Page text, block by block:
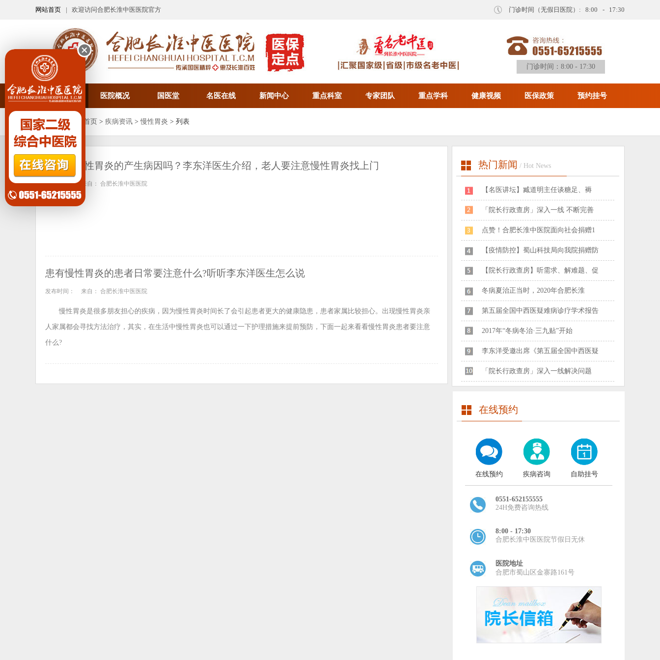
网站首页 | 欢迎访问合肥长淮中医医院官方 门诊时间（无假日医院）: 8:00 - 17:30
门诊时间：8:00 - 17:30
医院首页 医院概况 国医堂 名医在线 新闻中心 重点科室 专家团队 重点学科 健康视频 医保政策 预约挂号
您当前的位置： 首页 > 疾病资讯 >慢性胃炎 > 列表
你了解慢性胃炎的产生病因吗？李东洋医生介绍，老人要注意慢性胃炎找上门
发布时间： 来自： 合肥长淮中医医院
患有慢性胃炎的患者日常要注意什么?听听李东洋医生怎么说
发布时间： 来自： 合肥长淮中医医院
慢性胃炎是很多朋友担心的疾病，因为慢性胃炎时间长了会引起患者更大的健康隐患，患者家属比较担心。出现慢性胃炎亲
人家属都会寻找方法治疗，其实，在生活中慢性胃炎也可以通过一下护理措施来提前预防，下面一起来看看慢性胃炎患者要注意
什么?
热门新闻 / Hot News
​【名医讲坛】臧道明主任谈糖足、褥
「院长行政查房」深入一线 不断完善
点赞！合肥长淮中医院面向社会捐赠1
【疫情防控】蜀山科技局向我院捐赠防
【院长行政查房】听需求、解难题、促
冬病夏治正当时，2020年合肥长淮
第五届全国中西医疑难病诊疗学术报告
2017年“冬病冬治·三九贴”开始
李东洋受邀出席《第五届全国中西医疑
「院长行政查房」深入一线解决问题
在线预约
在线预约 疾病咨询 自助挂号
0551-652155555
24H免费咨询热线
8:00 - 17:30
合肥长淮中医医院节假日无休
医院地址
合肥市蜀山区金寨路161号